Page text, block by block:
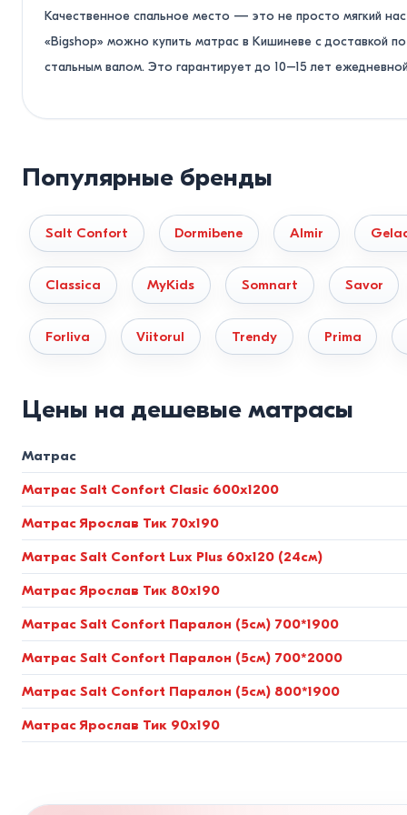
пена Hypersoft 16
пена Water Flex 130
кусочки Water Flex 16
Качественное спальное место — это не просто мягкий
«Bigshop» можно купить матрас в Кишиневе с доставкой
стальным валом. Это гарантирует до 10–15 лет
Как выбрать матрас по
Главная ошибка при покупке в интернете — выбирать
технологов:
Вес до 60 кг (хрупкое телосложение, дети, люди
Наполнители из вязкоэластичной пены с эффектом
циркуляцию крови в суставах.
Вес от 90 до 120 кг и более (повышенная нагрузка).
анатомической поддержки.
Разница между пружинными
Анатомические блоки
Основа современного ортопедического матраса — блок
упакована в отдельный текстильный чехол из спанбонда.
Такой механизм полностью исключает волновые
изоляции движений). Матрас точечно прогибается только
пробуждений из-за затекания мышц.
Популярные бренды
Salt Confort Dormibene Almir
Classica MyKids Somnart Savor
Forliva Viitorul Trendy Prima
Цены на дешевые матрасы
Матрас
Матрас Salt Confort Clasic 600x1200
Матрас Ярослав Тик 70x190
Матрас Salt Confort Lux Plus 60x120 (24см)
Матрас Ярослав Тик 80x190
Матрас Salt Confort Паралон (5см) 700*1900
Матрас Salt Confort Паралон (5см) 700*2000
Матрас Salt Confort Паралон (5см) 800*1900
Матрас Ярослав Тик 90x190